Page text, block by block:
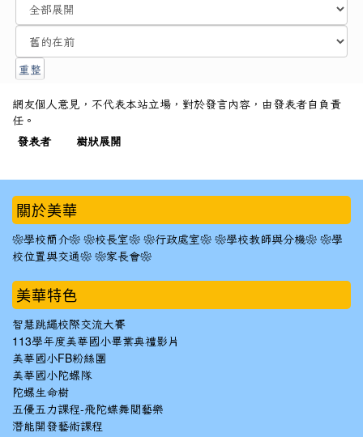
網友個人意見，不代表本站立場，對於發言內容，由發表者自負責
任。
發表者
樹狀展開
::: 關於美華
❀學校簡介❀ ❀校長室❀ ❀行政處室❀ ❀學校教師與分機❀ ❀學
校位置與交通❀ ❀家長會❀
美華特色
智慧跳繩校際交流大賽
113學年度美華國小畢業典禮影片
美華國小FB粉絲團
美華國小陀螺隊
陀螺生命樹
五優五力課程-飛陀蝶舞閱藝樂
潛能開發藝術課程